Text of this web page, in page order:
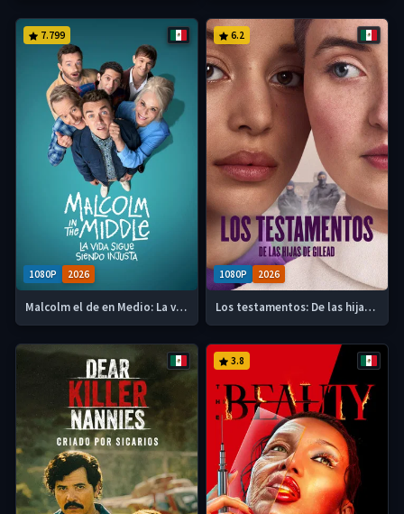
1080P 2026
7.799
Malcolm el de en Medio: La vida sigue siendo injusta 2026 Serie HD 720p Latino
1080P 2026
6.2
Los testamentos: De las hijas de Gilead 2026 Serie HD 720p Latino
3.8